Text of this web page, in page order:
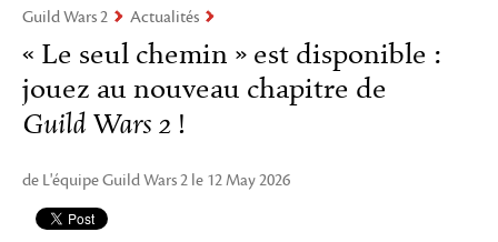
Guild Wars 2 Actualités
« Le seul chemin » est disponible :
jouez au nouveau chapitre de
Guild Wars 2 !
de L'équipe Guild Wars 2 le 12 May 2026